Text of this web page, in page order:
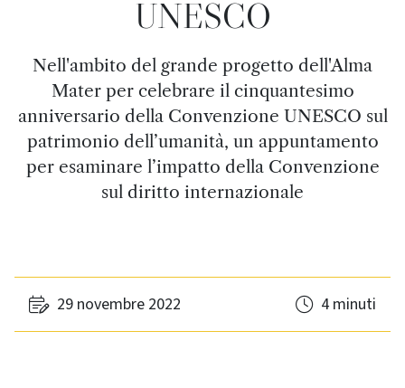
UNESCO
Nell'ambito del grande progetto dell'Alma
Mater per celebrare il cinquantesimo
anniversario della Convenzione UNESCO sul
patrimonio dell’umanità, un appuntamento
per esaminare l’impatto della Convenzione
sul diritto internazionale
29 novembre 2022 4 minuti